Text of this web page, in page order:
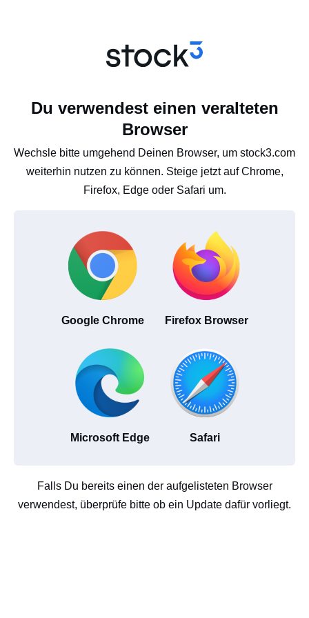
Du verwendest einen veralteten
Browser
Wechsle bitte umgehend Deinen Browser, um stock3.com
weiterhin nutzen zu können. Steige jetzt auf Chrome,
Firefox, Edge oder Safari um.
Google Chrome Firefox Browser
Microsoft Edge Safari
Falls Du bereits einen der aufgelisteten Browser
verwendest, überprüfe bitte ob ein Update dafür vorliegt.